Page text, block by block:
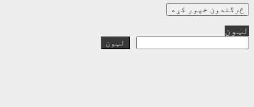
لټون
لټون